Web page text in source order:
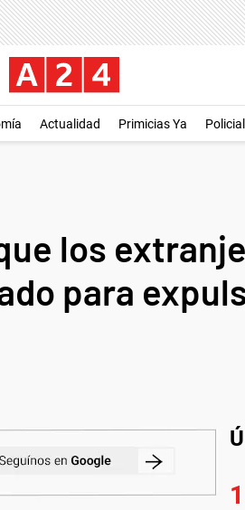
Actualidad Primicias Ya
los
para